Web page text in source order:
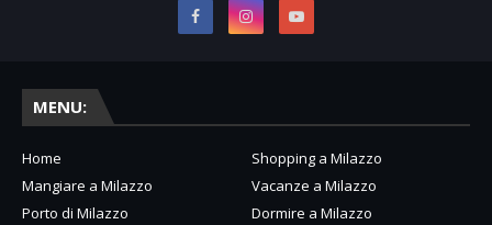
MENU:
Home
Shopping a Milazzo
Mangiare a Milazzo
Vacanze a Milazzo
Porto di Milazzo
Dormire a Milazzo